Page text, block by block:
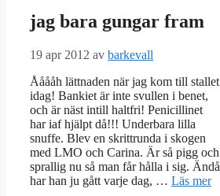
jag bara gungar fram
19 apr 2012 av barkevall
Ååååh lättnaden när jag kom till stallet
idag! Bankiet är inte svullen i benet,
och är näst intill haltfri! Penicillinet
har iaf hjälpt då!!! Underbara lilla
snuffe. Blev en skrittrunda i skogen
med LMO och Carina. Är så pigg och
sprallig nu så man får hålla i sig. Ändå
har han ju gått varje dag, … Läs mer